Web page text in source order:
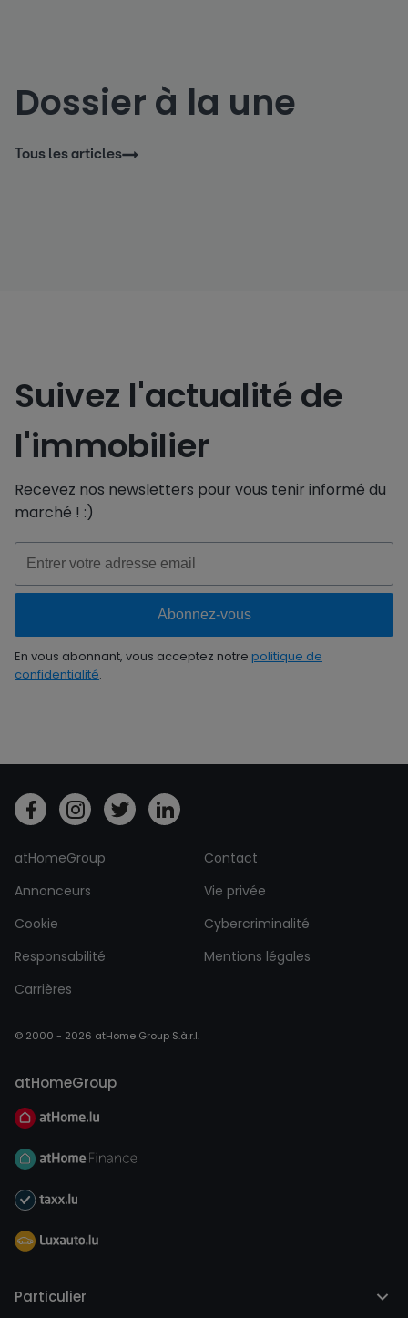
Dossier à la une
Tous les articles
Suivez l'actualité de
l'immobilier
Recevez nos newsletters pour vous tenir informé du
marché ! :)
En vous abonnant, vous acceptez notre politique de
confidentialité.
atHomeGroup
Contact
Annonceurs
Vie privée
Cookie
Cybercriminalité
Responsabilité
Mentions légales
Carrières
© 2000 - 2026 atHome Group S.à.r.l.
atHomeGroup
Particulier